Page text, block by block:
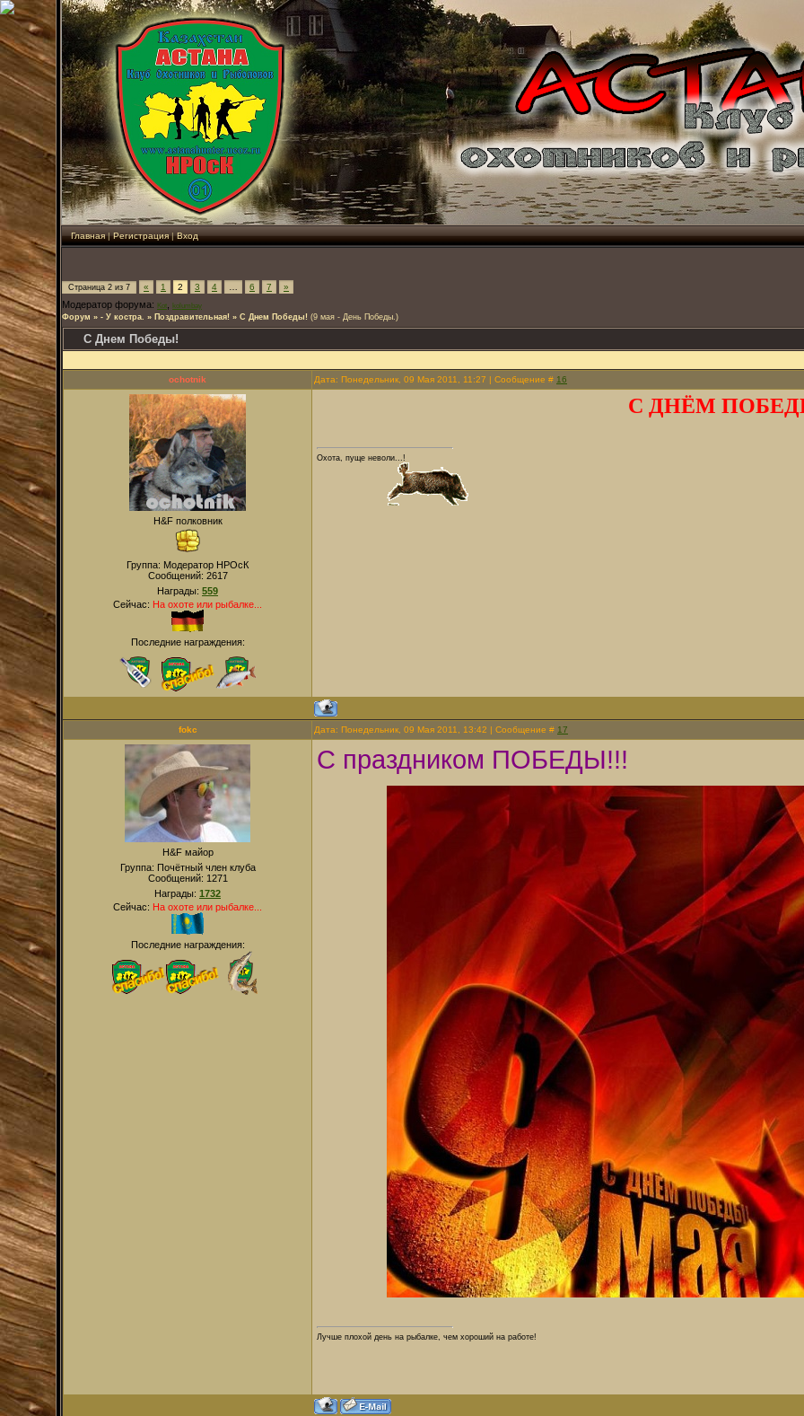
Главная|Регистрация|Вход
Страница 2 из 7 « 1 2 3 4 6 7 »
Модератор форума: Kot kolumbay
Форум » - У костра. » Поздравительная! » С Днем Победы! (9 мая - День Победы.)
С Днем Победы!
ochotnik Дата: Понедельник, 09 Мая 2011, 11:27 | Сообщение # 16
H&F полковник
Группа: Модератор НРОсК
Сообщений: 2617
Награды: 559
Сейчас: На охоте или рыбалке...
Последние награждения:
С ДНЁМ
Охота, пуще неволи...!
fokc Дата: Понедельник, 09 Мая 2011, 13:42 | Сообщение # 17
H&F майор
Группа: Почётный член клуба
Сообщений: 1271
Награды: 1732
Сейчас: На охоте или рыбалке...
Последние награждения:
С праздником ПОБЕДЫ!!!
Лучше плохой день на рыбалке, чем хороший на работе!